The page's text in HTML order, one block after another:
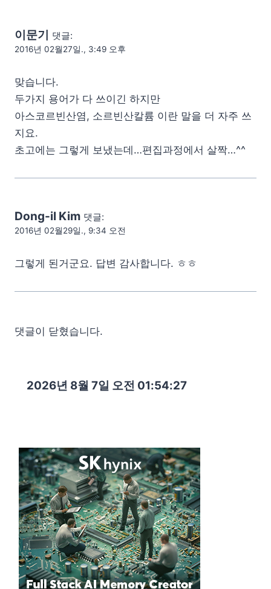
이문기 댓글:
2016년 02월27일., 3:49 오후
맞습니다.
두가지 용어가 다 쓰이긴 하지만
아스코르빈산염, 소르빈산칼륨 이란 말을 더 자주 쓰
지요.
초고에는 그렇게 보냈는데…편집과정에서 살짝…^^
Dong-il Kim 댓글:
2016년 02월29일., 9:34 오전
그렇게 된거군요. 답변 감사합니다. ㅎㅎ
댓글이 닫혔습니다.
2026년 8월 7일 오전 01:54:28